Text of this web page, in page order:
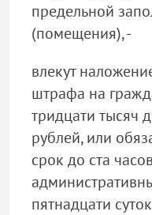
предельной
(помещения), -
влекут
штрафа на
тридцати тысяч
рублей, или
срок до ста
пятнадцати